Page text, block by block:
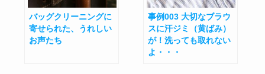
バッグクリーニングに
寄せられた、うれしい
お声たち
事例003 大切なブラウ
スに汗ジミ（黄ばみ）
が！洗っても取れない
よ・・・